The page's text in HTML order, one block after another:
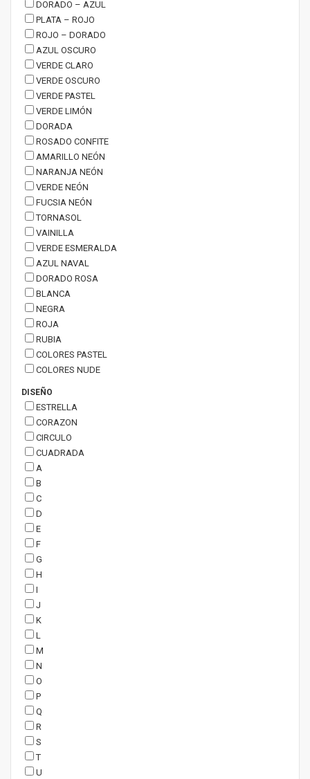
DORADO – AZUL
PLATA – ROJO
ROJO – DORADO
AZUL OSCURO
VERDE CLARO
VERDE OSCURO
VERDE PASTEL
VERDE LIMÓN
DORADA
ROSADO CONFITE
AMARILLO NEÓN
NARANJA NEÓN
VERDE NEÓN
FUCSIA NEÓN
TORNASOL
VAINILLA
VERDE ESMERALDA
AZUL NAVAL
DORADO ROSA
BLANCA
NEGRA
ROJA
RUBIA
COLORES PASTEL
COLORES NUDE
DISEÑO
ESTRELLA
CORAZON
CIRCULO
CUADRADA
A
B
C
D
E
F
G
H
I
J
K
L
M
N
O
P
Q
R
S
T
U